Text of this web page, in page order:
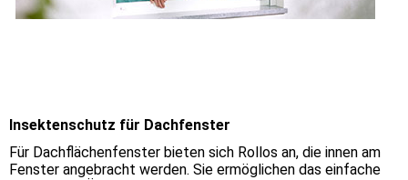
Insektenschutz für Dachfenster
Für Dachflächenfenster bieten sich Rollos an, die innen am
Fenster angebracht werden. Sie ermöglichen das einfache